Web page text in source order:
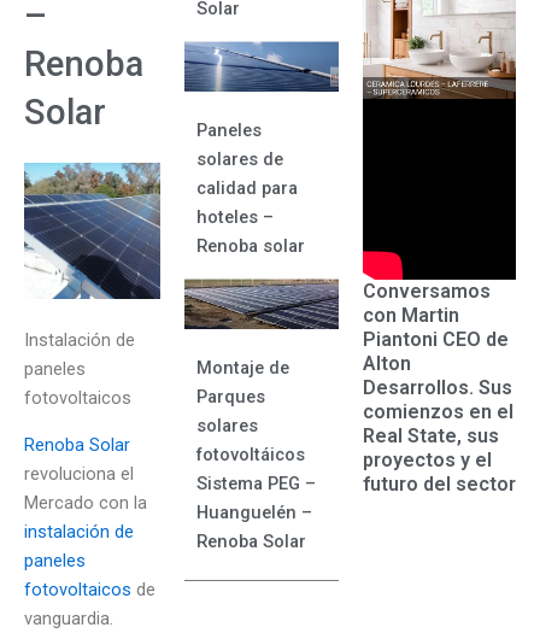
–
Renoba
Solar
Instalación de
paneles
fotovoltaicos
Renoba Solar
revoluciona el
Mercado con la
instalación de
paneles
fotovoltaicos de
vanguardia.
Solar
Paneles
solares de
calidad para
hoteles –
Renoba solar
Montaje de
Parques
solares
fotovoltáicos
Sistema PEG –
Huanguelén –
Renoba Solar
Conversamos
con Martin
Piantoni CEO de
Alton
Desarrollos. Sus
comienzos en el
Real State, sus
proyectos y el
futuro del sector